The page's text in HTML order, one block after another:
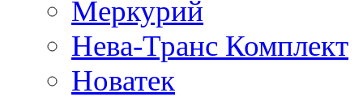
Меркурий
Нева-Транс Комплект
Новатек